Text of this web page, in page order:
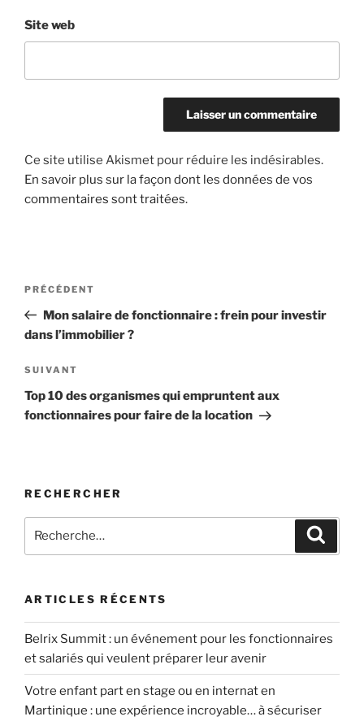
Site web
Ce site utilise Akismet pour réduire les indésirables.
En savoir plus sur la façon dont les données de vos
commentaires sont traitées.
Navigation
l’article
Article
précédent
PRÉCÉDENT
Mon salaire de fonctionnaire : frein pour investir
dans l’immobilier ?
Article
suivant
SUIVANT
Top 10 des organismes qui empruntent aux
fonctionnaires pour faire de la location
RECHERCHER
pour
ARTICLES RÉCENTS
Belrix Summit : un événement pour les fonctionnaires
et salariés qui veulent préparer leur avenir
Votre enfant part en stage ou en internat en
Martinique : une expérience incroyable… à sécuriser